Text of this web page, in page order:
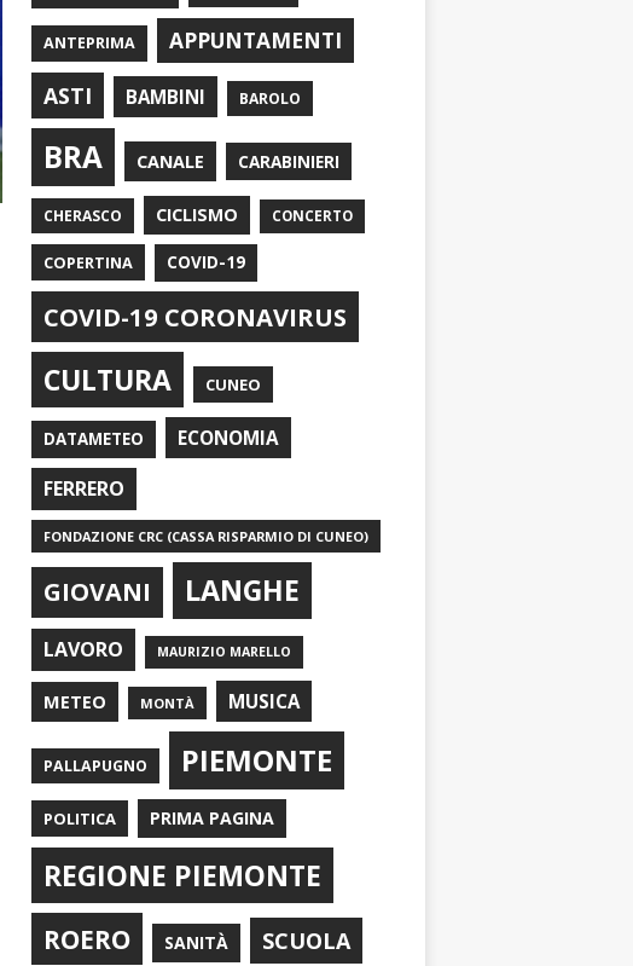
ANTEPRIMA
APPUNTAMENTI
ASTI
BAMBINI BAROLO
BRA CANALE CARABINIERI
CHERASCO CICLISMO CONCERTO
COPERTINA COVID-19
COVID-19 CORONAVIRUS
CULTURA CUNEO
DATAMETEO ECONOMIA
FERRERO
FONDAZIONE CRC (CASSA RISPARMIO DI CUNEO)
GIOVANI LANGHE
LAVORO MAURIZIO MARELLO
METEO MONTÀ MUSICA
PALLAPUGNO PIEMONTE
POLITICA PRIMA PAGINA
REGIONE PIEMONTE
ROERO SANITÀ SCUOLA